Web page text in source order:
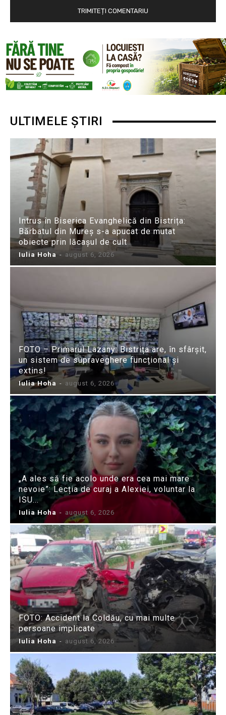
ULTIMELE ȘTIRI
Intrus în Biserica Evanghelică din Bistrița:
Bărbatul din Mureș s-a apucat de mutat
obiecte prin lăcașul de cult
Iulia Hoha - august 6, 2026
FOTO – Primarul Lazany: Bistrița are, în sfârșit,
un sistem de supraveghere funcțional și
extins!
Iulia Hoha - august 6, 2026
„A ales să fie acolo unde era cea mai mare
nevoie”: Lecția de curaj a Alexiei, voluntar la
ISU...
Iulia Hoha - august 6, 2026
FOTO: Accident la Coldău, cu mai multe
persoane implicate
Iulia Hoha - august 6, 2026